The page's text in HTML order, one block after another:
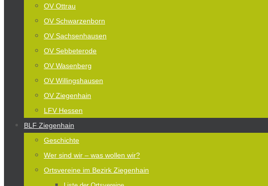
OV Ottrau
OV Schwarzenborn
OV Sachsenhausen
OV Sebbeterode
OV Wasenberg
OV Willingshausen
OV Ziegenhain
LFV Hessen
BLF Ziegenhain
Geschichte
Wer sind wir – was wollen wir?
Ortsvereine im Bezirk Ziegenhain